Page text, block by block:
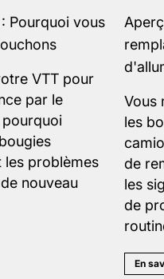
Pourquoi vous
VTT pour
par le
les problèmes
nouveau
Vous
les
de
les
de
En